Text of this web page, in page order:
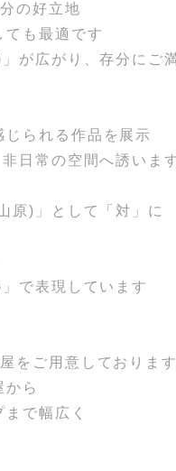
の好立地
ても最適です
が広がり、存分にご
られる作品を展示
日常の空間へ誘いま
原)」として「対」に
で表現しています
をご用意しております
から
で幅広く